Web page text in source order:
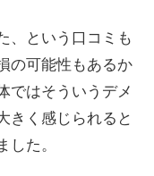
、という口コミも
の可能性もあるか
ではそういうデメ
きく感じられると
した。